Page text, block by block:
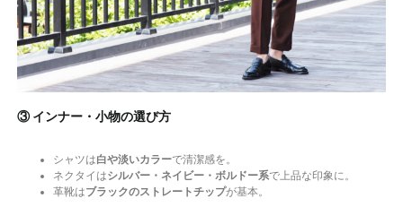
③ インナー・小物の選び方
シャツは白や淡いカラーで清潔感を。
ネクタイはシルバー・ネイビー・ボルドー系で上品な印象に。
革靴はブラックのストレートチップが基本。